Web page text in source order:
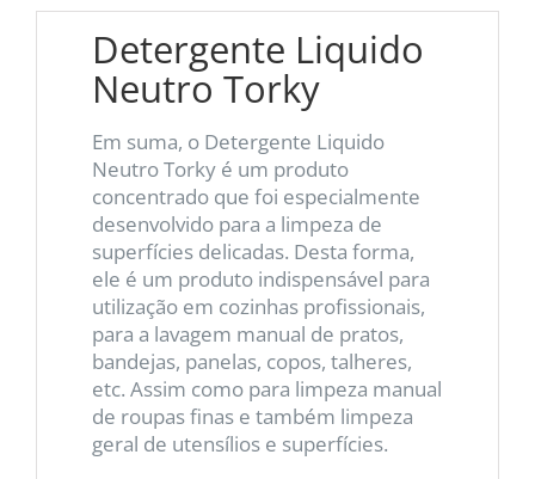
Detergente Liquido
Neutro Torky
Em suma, o Detergente Liquido
Neutro Torky é um produto
concentrado que foi especialmente
desenvolvido para a limpeza de
superfícies delicadas. Desta forma,
ele é um produto indispensável para
utilização em cozinhas profissionais,
para a lavagem manual de pratos,
bandejas, panelas, copos, talheres,
etc. Assim como para limpeza manual
de roupas finas e também limpeza
geral de utensílios e superfícies.